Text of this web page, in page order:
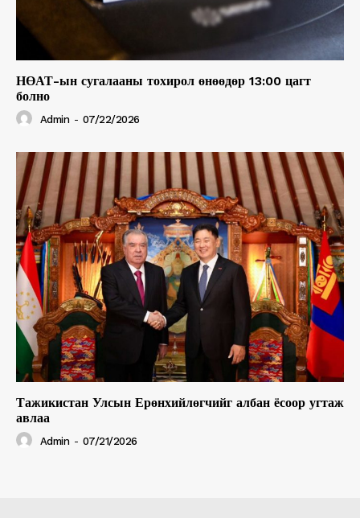
НӨАТ-ын сугалааны тохирол өнөөдөр 13:00 цагт
болно
Admin - 07/22/2026
Тажикистан Улсын Ерөнхийлөгчийг албан ёсоор угтаж
авлаа
Admin - 07/21/2026